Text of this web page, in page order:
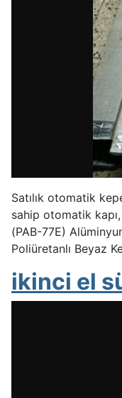
Satılık otomatik
sahip otomatik
(PAB-77E)
Poliüretanlı Beyaz
ikinci el